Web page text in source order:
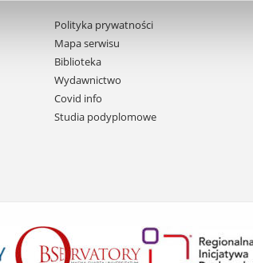
Pomiń
nawigację
i
przejdź
do
treści
Polityka prywatności
Mapa serwisu
Biblioteka
Wydawnictwo
Covid info
Studia podyplomowe